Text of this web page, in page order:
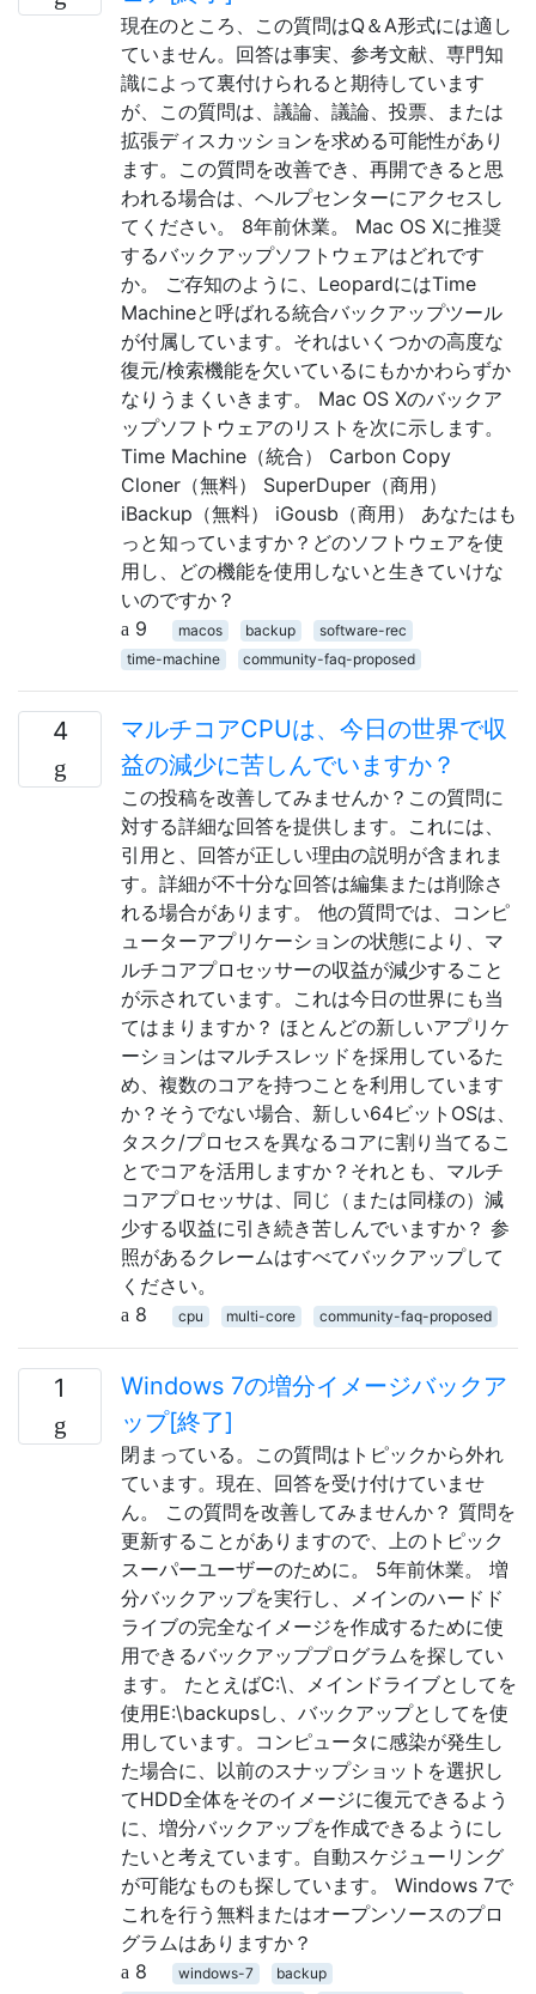
現在のところ、この質問はQ＆A形式には適し
ていません。回答は事実、参考文献、専門知
識によって裏付けられると期待しています
が、この質問は、議論、議論、投票、または
拡張ディスカッションを求める可能性があり
ます。この質問を改善でき、再開できると思
われる場合は、ヘルプセンターにアクセスし
てください。 8年前休業。 Mac OS Xに推奨
するバックアップソフトウェアはどれです
か。 ご存知のように、LeopardにはTime
Machineと呼ばれる統合バックアップツール
が付属しています。それはいくつかの高度な
復元/検索機能を欠いているにもかかわらずか
なりうまくいきます。 Mac OS Xのバックア
ップソフトウェアのリストを次に示します。
Time Machine（統合） Carbon Copy
Cloner（無料） SuperDuper（商用）
iBackup（無料） iGousb（商用） あなたはも
っと知っていますか？どのソフトウェアを使
用し、どの機能を使用しないと生きていけな
いのですか？
9
macos backup
software-rec
time-machine
community-faq-proposed
4
マルチコアCPUは、今日の世界で収
益の減少に苦しんでいますか？
この投稿を改善してみませんか？この質問に
対する詳細な回答を提供します。これには、
引用と、回答が正しい理由の説明が含まれま
す。詳細が不十分な回答は編集または削除さ
れる場合があります。 他の質問では、コンピ
ューターアプリケーションの状態により、マ
ルチコアプロセッサーの収益が減少すること
が示されています。これは今日の世界にも当
てはまりますか？ ほとんどの新しいアプリケ
ーションはマルチスレッドを採用しているた
め、複数のコアを持つことを利用しています
か？そうでない場合、新しい64ビットOSは、
タスク/プロセスを異なるコアに割り当てるこ
とでコアを活用しますか？それとも、マルチ
コアプロセッサは、同じ（または同様の）減
少する収益に引き続き苦しんでいますか？ 参
照があるクレームはすべてバックアップして
ください。
8
cpu multi-core community-faq-proposed
1
Windows 7の増分イメージバックア
ップ[終了]
閉まっている。この質問はトピックから外れ
ています。現在、回答を受け付けていませ
ん。 この質問を改善してみませんか？ 質問を
更新することがありますので、上のトピック
スーパーユーザーのために。 5年前休業。 増
分バックアップを実行し、メインのハードド
ライブの完全なイメージを作成するために使
用できるバックアッププログラムを探してい
ます。 たとえばC:\、メインドライブとしてを
使用E:\backupsし、バックアップとしてを使
用しています。コンピュータに感染が発生し
た場合に、以前のスナップショットを選択し
てHDD全体をそのイメージに復元できるよう
に、増分バックアップを作成できるようにし
たいと考えています。自動スケジューリング
が可能なものも探しています。 Windows 7で
これを行う無料またはオープンソースのプロ
グラムはありますか？
8
windows-7
backup